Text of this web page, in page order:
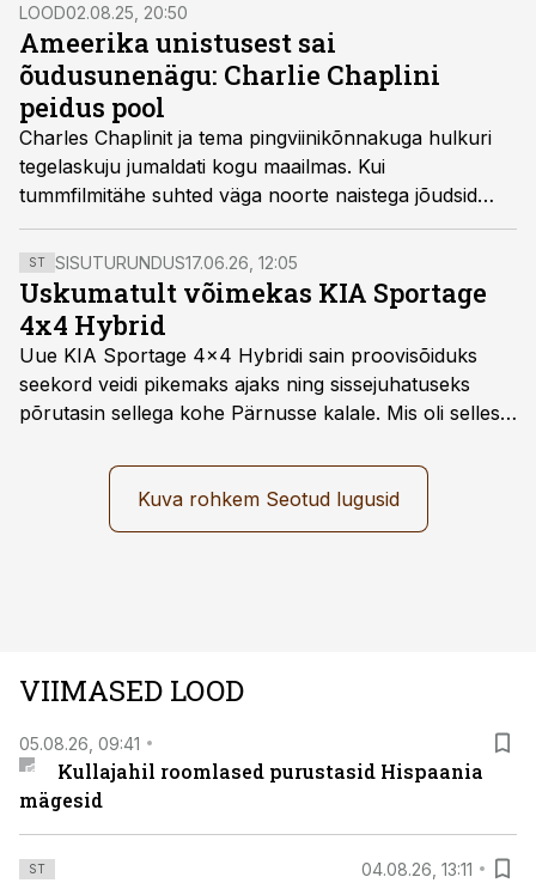
LOOD02.08.25, 20:50
Ameerika unistusest sai
õudusunenägu: Charlie Chaplini
peidus pool
Charles Chaplinit ja tema pingviinikõnnakuga hulkuri
tegelaskuju jumaldati kogu maailmas. Kui
tummfilmitähe suhted väga noorte naistega jõudsid
kõmulehtedesse ja teda süüdistati
kommunismimeelsuses, naer vaibus.
ST SISUTURUNDUS17.06.26, 12:05
Uskumatult võimekas KIA Sportage
4x4 Hybrid
Uue KIA Sportage 4x4 Hybridi sain proovisõiduks
seekord veidi pikemaks ajaks ning sissejuhatuseks
põrutasin sellega kohe Pärnusse kalale. Mis oli selles
läbi järgnev lugu.
Kuva rohkem Seotud lugusid
VIIMASED LOOD
05.08.26, 09:41
Kullajahil roomlased purustasid Hispaania
mägesid
ST 04.08.26, 13:11